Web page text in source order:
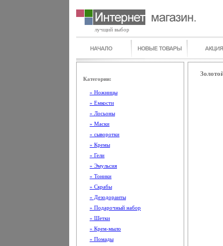
лучщий выбор
Категории:
» Ножницы
» Емкости
» Лосьоны
» Маски
» сыворотки
» Кремы
» Гели
» Эмульсия
» Тоники
» Скрабы
» Дезодоранты
» Подарочный набор
» Шетки
» Крем-мыло
» Помады